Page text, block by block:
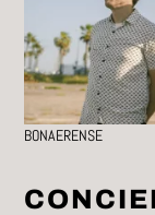
BONAERENSE